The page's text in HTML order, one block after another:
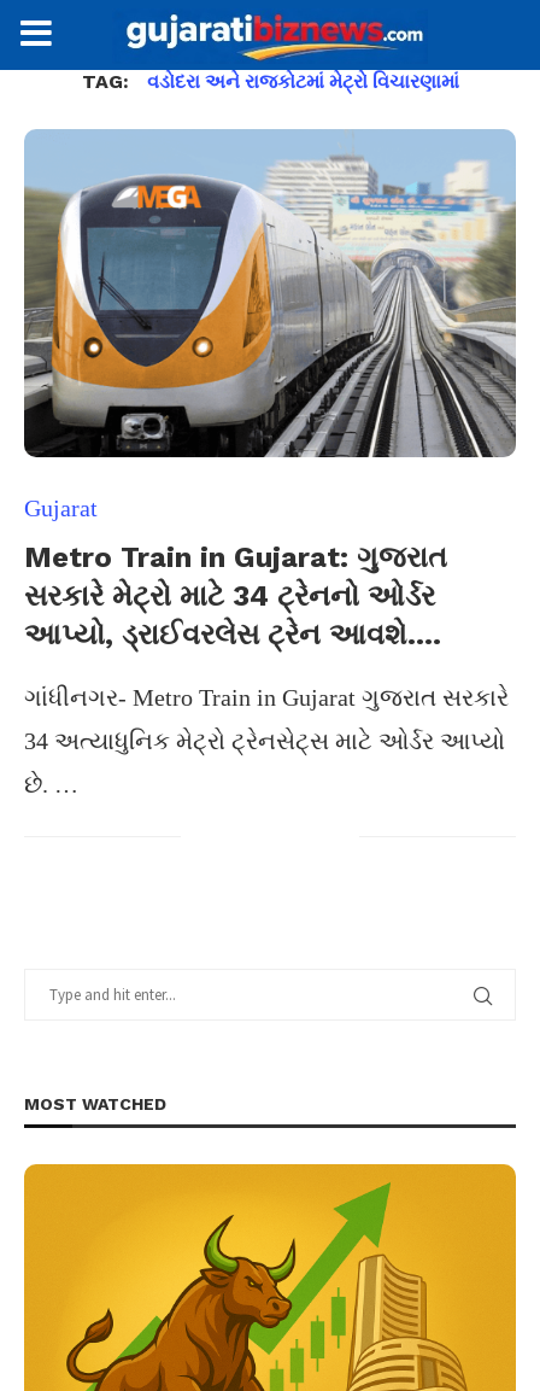
TAG: વડોદરા અને રાજકોટમાં મેટ્રો વિચારણામાં
Gujarat
Metro Train in Gujarat: ગુજરાત
સરકારે મેટ્રો માટે 34 ટ્રેનનો ઓર્ડર
આપ્યો, ડ્રાઈવરલેસ ટ્રેન આવશે….
ગાંધીનગર- Metro Train in Gujarat ગુજરાત સરકારે
34 અત્યાધુનિક મેટ્રો ટ્રેનસેટ્સ માટે ઓર્ડર આપ્યો
છે. …
MOST WATCHED